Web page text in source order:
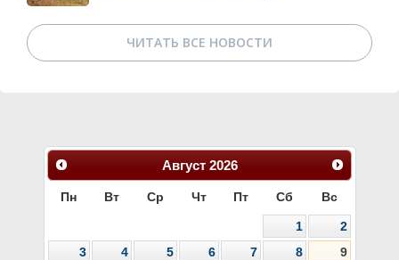
ЧИТАТЬ ВСЕ НОВОСТИ
Август 2026
Пн Вт Ср Чт Пт Сб Вс
1
2
3
4 5 6 7 8
9